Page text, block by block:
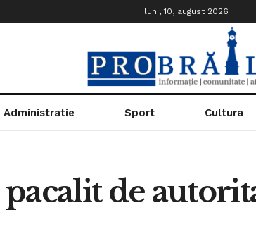
luni, 10, august 2026
Administratie Sport Cultura
de